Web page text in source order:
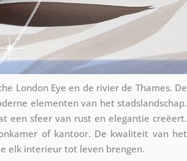
London Eye en de rivier de Thames. De
elementen van het stadslandschap.
een sfeer van rust en elegantie creëert.
of kantoor. De kwaliteit van het
elk interieur tot leven brengen.